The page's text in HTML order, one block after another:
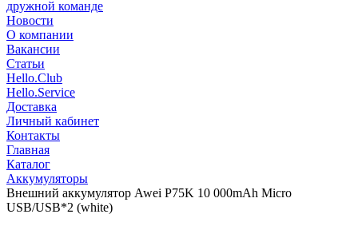
дружной команде
Новости
О компании
Вакансии
Статьи
Hello.Club
Hello.Service
Доставка
Личный кабинет
Контакты
Главная
Каталог
Аккумуляторы
Внешний аккумулятор Awei P75K 10 000mAh Micro
USB/USB*2 (white)